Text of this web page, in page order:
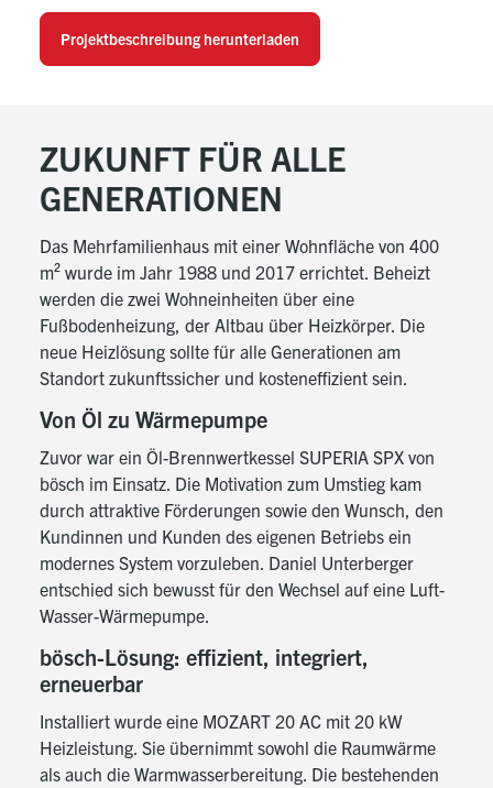
Projektbeschreibung herunterladen
ZUKUNFT FÜR ALLE
GENERATIONEN
Das Mehrfamilienhaus mit einer Wohnfläche von 400
m² wurde im Jahr 1988 und 2017 errichtet. Beheizt
werden die zwei Wohneinheiten über eine
Fußbodenheizung, der Altbau über Heizkörper. Die
neue Heizlösung sollte für alle Generationen am
Standort zukunftssicher und kosteneffizient sein.
Von Öl zu Wärmepumpe
Zuvor war ein Öl-Brennwertkessel SUPERIA SPX von
bösch im Einsatz. Die Motivation zum Umstieg kam
durch attraktive Förderungen sowie den Wunsch, den
Kundinnen und Kunden des eigenen Betriebs ein
modernes System vorzuleben. Daniel Unterberger
entschied sich bewusst für den Wechsel auf eine Luft-
Wasser-Wärmepumpe.
bösch-Lösung: effizient, integriert,
erneuerbar
Installiert wurde eine MOZART 20 AC mit 20 kW
Heizleistung. Sie übernimmt sowohl die Raumwärme
als auch die Warmwasserbereitung. Die bestehenden